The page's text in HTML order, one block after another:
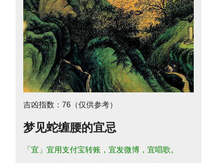
吉凶指数：76（仅供参考）
梦见蛇缠腰的宜忌
「宜」宜用支付宝转账，宜发微博，宜唱歌。